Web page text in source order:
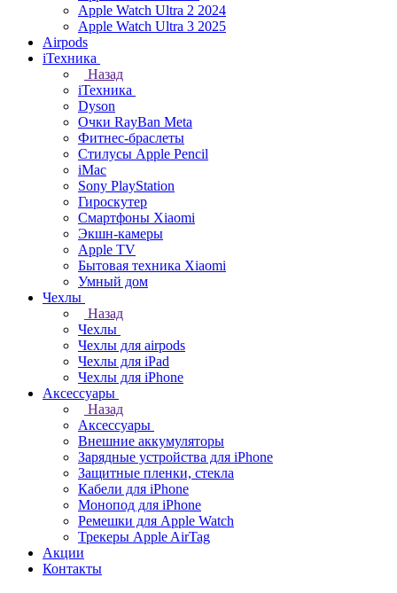
Apple Watch Ultra 2 2024
Apple Watch Ultra 3 2025
Airpods
iТехника
Назад
iТехника
Dyson
Очки RayBan Meta
Фитнес-браслеты
Стилусы Apple Pencil
iMac
Sony PlayStation
Гироскутер
Смартфоны Xiaomi
Экшн-камеры
Apple TV
Бытовая техника Xiaomi
Умный дом
Чехлы
Назад
Чехлы
Чехлы для airpods
Чехлы для iPad
Чехлы для iPhone
Аксессуары
Назад
Аксессуары
Внешние аккумуляторы
Зарядные устройства для iPhone
Защитные пленки, стекла
Кабели для iPhone
Монопод для iPhone
Ремешки для Apple Watch
Трекеры Apple AirTag
Акции
Контакты